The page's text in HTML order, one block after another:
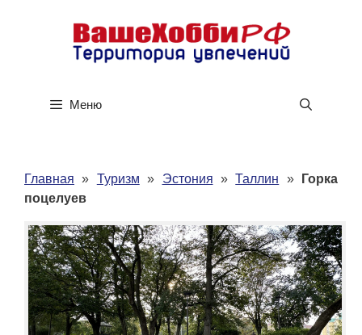
содержимому
Меню
Главная » Туризм » Эстония »Таллин »
Горка
поцелуев